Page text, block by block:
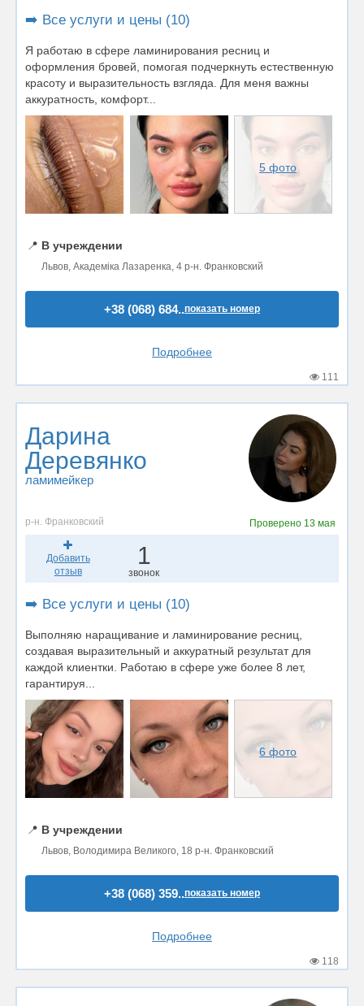
➡️ Все услуги и цены (10)
Я работаю в сфере ламинирования ресниц и
оформления бровей, помогая подчеркнуть естественную
красоту и выразительность взгляда. Для меня важны
аккуратность, комфорт...
5 фото
📍 В учреждении
Львов, Академіка Лазаренка, 4 р-н. Франковский
+38 (068) 684..показать номер
Подробнее
111
Дарина
Деревянко
ламимейкер
р-н. Франковский Проверено 13 мая
Добавить
отзыв
1
звонок
➡️ Все услуги и цены (10)
Выполняю наращивание и ламинирование ресниц,
создавая выразительный и аккуратный результат для
каждой клиентки. Работаю в сфере уже более 8 лет,
гарантируя...
6 фото
📍 В учреждении
Львов, Володимира Великого, 18 р-н. Франковский
+38 (068) 359..показать номер
Подробнее
118